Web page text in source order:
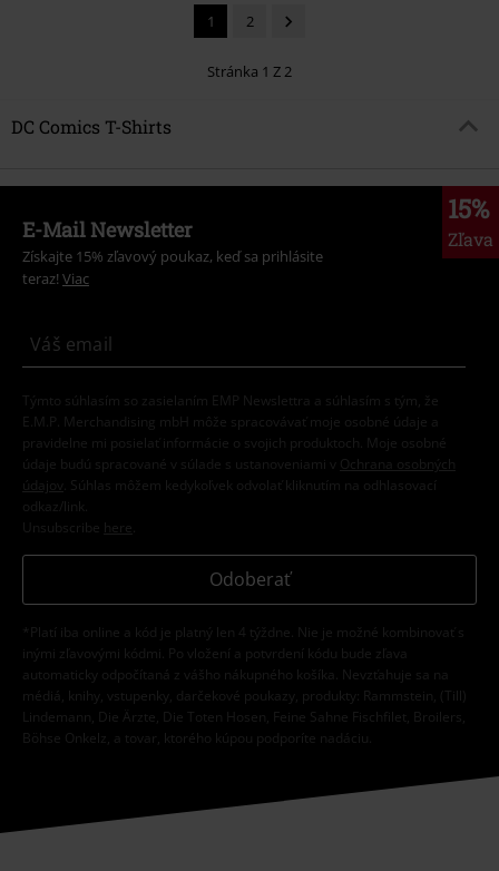
1 2
Stránka 1 Z 2
DC Comics T-Shirts
15%
Zľava
E-Mail Newsletter
Získajte 15% zľavový poukaz, keď sa prihlásite
teraz! Viac
Týmto súhlasím so zasielaním EMP Newslettra a súhlasím s tým, že
E.M.P. Merchandising mbH môže spracovávať moje osobné údaje a
pravidelne mi posielať informácie o svojich produktoch. Moje osobné
údaje budú spracované v súlade s ustanoveniami v
Ochrana osobných
údajov
. Súhlas môžem kedykoľvek odvolať kliknutím na odhlasovací
odkaz/link.
Unsubscribe here
Odoberať
*Platí iba online a kód je platný len 4 týždne. Nie je možné kombinovať s
inými zľavovými kódmi. Po vložení a potvrdení kódu bude zľava
automaticky odpočítaná z vášho nákupného košíka. Nevzťahuje sa na
médiá, knihy, vstupenky, darčekové poukazy, produkty: Rammstein, (Till)
Lindemann, Die Ärzte, Die Toten Hosen, Feine Sahne Fischfilet, Broilers,
Böhse Onkelz, a tovar, ktorého kúpou podporíte nadáciu.